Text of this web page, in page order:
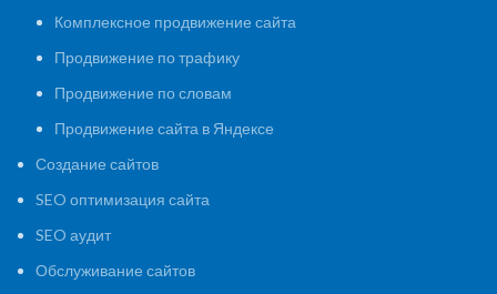
Комплексное продвижение сайта
Продвижение по трафику
Продвижение по словам
Продвижение сайта в Яндексе
Создание сайтов
SEO оптимизация сайта
SEO аудит
Обслуживание сайтов